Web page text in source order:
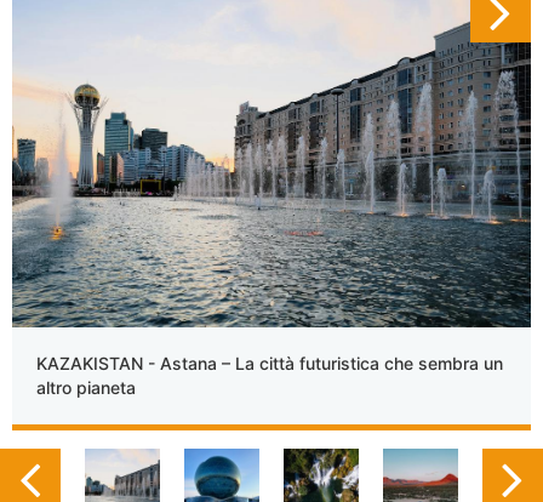
KAZAKISTAN - Astana – La città futuristica che sembra un
altro pianeta